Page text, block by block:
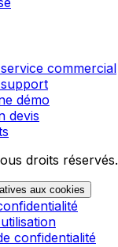
commercial
démo
devis
droits réservés.
aux cookies
confidentialité